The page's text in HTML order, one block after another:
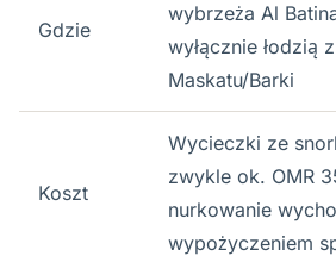
Gdzie
wybrzeża Al
wyłącznie łodzią
Maskatu/Barki
Koszt
Wycieczki ze
zwykle ok. OMR
nurkowanie
wypożyczeniem